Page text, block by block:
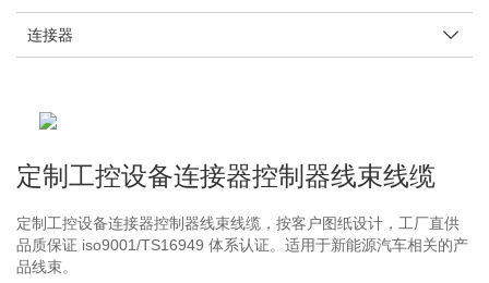
连接器
定制工控设备连接器控制器线束线缆
定制工控设备连接器控制器线束线缆，按客户图纸设计，工厂直供
品质保证 iso9001/TS16949 体系认证。适用于新能源汽车相关的产
品线束。